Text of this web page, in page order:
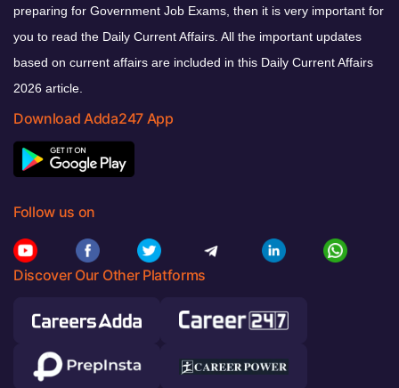
preparing for Government Job Exams, then it is very important for
you to read the Daily Current Affairs. All the important updates
based on current affairs are included in this Daily Current Affairs
2026 article.
Download Adda247 App
Follow us on
Discover Our Other Platforms